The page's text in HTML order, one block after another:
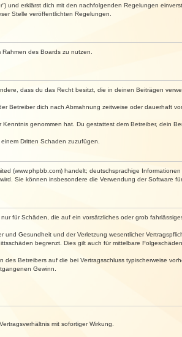
und erklärst dich mit den nachfolgenden Regelungen
Stelle veröffentlichten Regelungen.
des Boards zu nutzen.
dass du das Recht besitzt, die in deinen Beiträgen
Betreiber dich nach Abmahnung zeitweise oder dauerhaft
genommen hat. Du gestattest dem Betreiber, dein
Dritten Schaden zuzufügen.
(www.phpbb.com) handelt; deutschsprachige
Sie können insbesondere die Verwendung der Software
für Schäden, die auf ein vorsätzliches oder grob
Gesundheit und der Verletzung wesentlicher
begrenzt. Dies gilt auch für mittelbare
Betreibers auf die bei Vertragsschluss typischerweise
Gewinn.
mit sofortiger Wirkung.